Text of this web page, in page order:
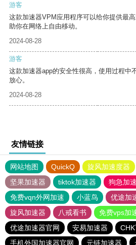
游客
这款加速器VPM应用程序可以给你提供最
助你在网络上自由移动。
2024-08-28
游客
这款加速器app的安全性很高，使用过程中
放心。
2024-08-28
友情链接
网站地图 QuickQ 旋风加速度器
坚果加速器
tiktok加速器
狗急加
免费vqn外网加速
小蓝鸟 优途加
旋风加速器
八戒看书
免费vps加
优途加速器官网
安易加速器
手机外国加速器官网
元链加速器